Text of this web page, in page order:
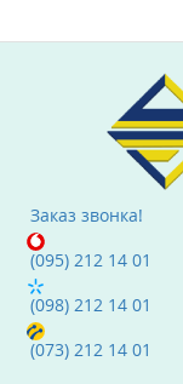
Заказ звонка!
(095) 212 14 01
(098) 212 14 01
(073) 212 14 01